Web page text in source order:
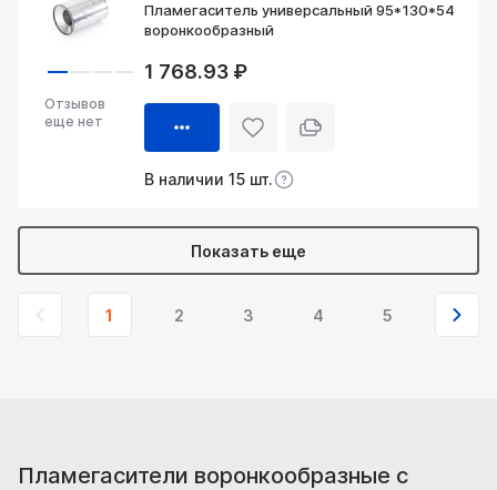
Пламегаситель универсальный 95*130*54
воронкообразный
Отзывов
еще нет
1 768.93 ₽
В наличии 15 шт.
Показать еще
1 2 3 4 5
Пламегасители воронкообразные с